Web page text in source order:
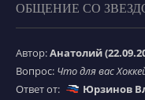
ОБЩЕНИЕ СО
Автор:Анатолий
Вопрос: Что для вас
Ответ от:
Юрзинов